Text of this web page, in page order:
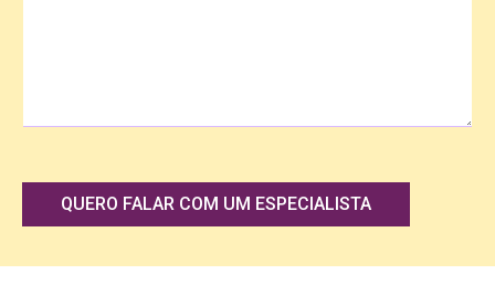
QUERO FALAR COM UM ESPECIALISTA